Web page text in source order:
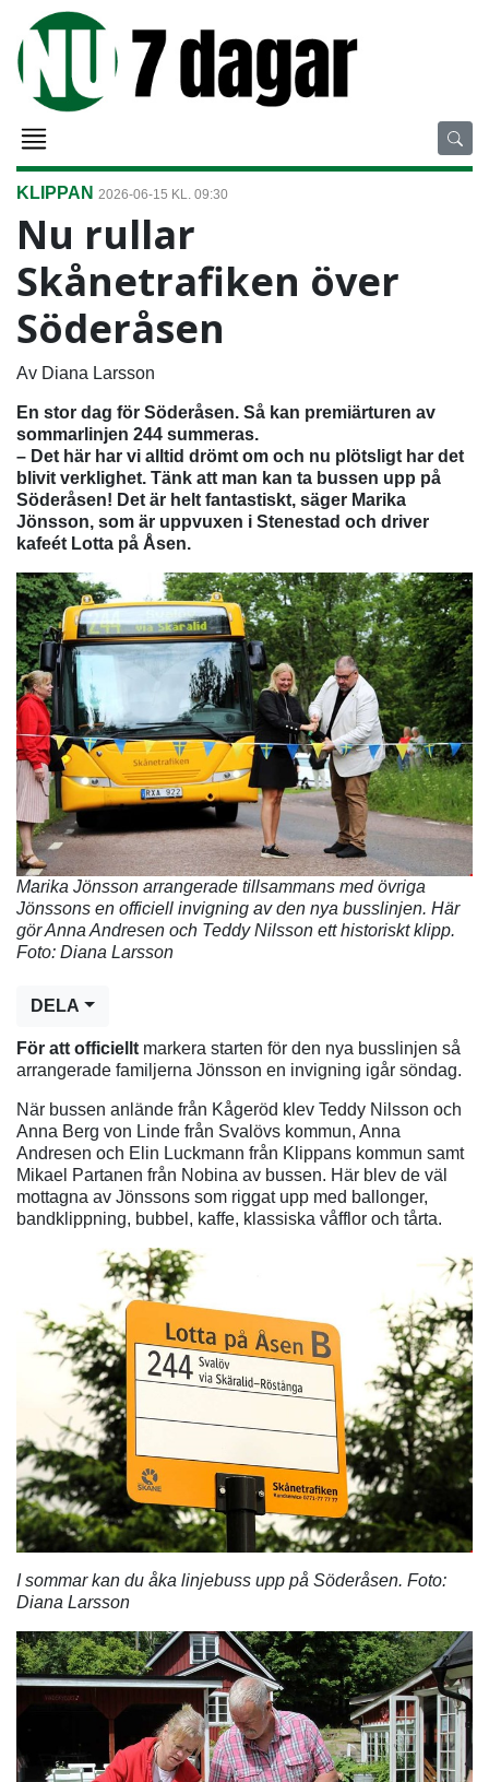
KLIPPAN 2026-06-15 KL. 09:30
Nu rullar
Skånetrafiken över
Söderåsen
Av Diana Larsson
En stor dag för Söderåsen. Så kan premiärturen av
sommarlinjen 244 summeras.
– Det här har vi alltid drömt om och nu plötsligt har det
blivit verklighet. Tänk att man kan ta bussen upp på
Söderåsen! Det är helt fantastiskt, säger Marika
Jönsson, som är uppvuxen i Stenestad och driver
kafeét Lotta på Åsen.
Marika Jönsson arrangerade tillsammans med övriga
Jönssons en officiell invigning av den nya busslinjen. Här
gör Anna Andresen och Teddy Nilsson ett historiskt klipp.
Foto: Diana Larsson
DELA
För att officiellt markera starten för den nya busslinjen så
arrangerade familjerna Jönsson en invigning igår söndag.
När bussen anlände från Kågeröd klev Teddy Nilsson och
Anna Berg von Linde från Svalövs kommun, Anna
Andresen och Elin Luckmann från Klippans kommun samt
Mikael Partanen från Nobina av bussen. Här blev de väl
mottagna av Jönssons som riggat upp med ballonger,
bandklippning, bubbel, kaffe, klassiska våfflor och tårta.
I sommar kan du åka linjebuss upp på Söderåsen. Foto:
Diana Larsson